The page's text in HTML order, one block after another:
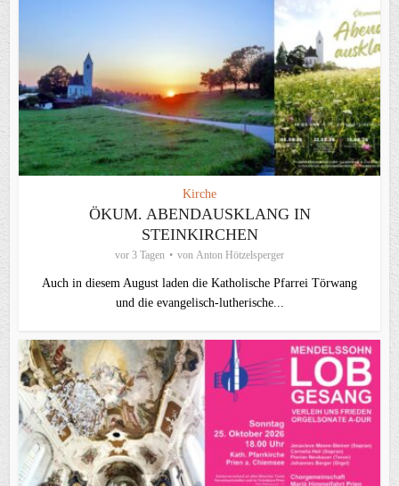
Kirche
ÖKUM. ABENDAUSKLANG IN
STEINKIRCHEN
vor 3 Tagen von Anton Hötzelsperger
Auch in diesem August laden die Katholische Pfarrei Törwang
und die evangelisch‑lutherische...